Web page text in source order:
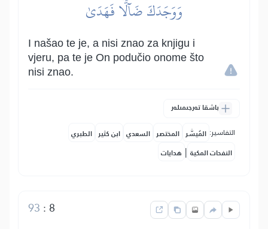
وَوَجَدَكَ ضَآلّٗا فَهَدَىٰ
I našao te je, a nisi znao za knjigu i
vjeru, pa te je On podučio onome što
nisi znao.
باشقا تەرجىمىلەر
التفاسير: المُيسَّر المختصر السعدي ابن كثير الطبري
النفحات المكية | هدايات
8
:
93